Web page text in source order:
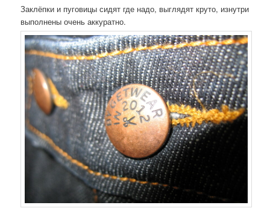
Заклёпки и пуговицы сидят где надо, выглядят круто, изнутри
выполнены очень аккуратно.